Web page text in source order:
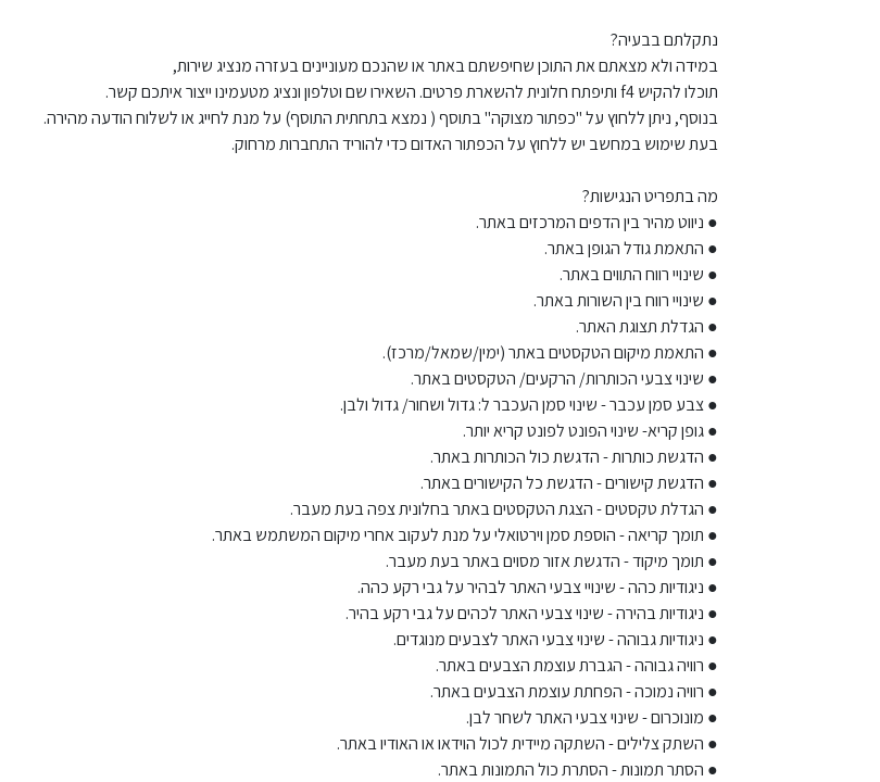
נתקלתם בבעיה?
במידה ולא מצאתם את התוכן שחיפשתם באתר או שהנכם מעוניינים בעזרה מנציג שירות,
תוכלו להקיש f4 ותיפתח חלונית להשארת פרטים. השאירו שם וטלפון ונציג מטעמינו ייצור איתכם קשר.
בנוסף, ניתן ללחוץ על "כפתור מצוקה" בתוסף ( נמצא בתחתית התוסף) על מנת לחייג או לשלוח הודעה מהירה.
בעת שימוש במחשב יש ללחוץ על הכפתור האדום כדי להוריד התחברות מרחוק.
מה בתפריט הנגישות?
● ניווט מהיר בין הדפים המרכזים באתר.
● התאמת גודל הגופן באתר.
● שינויי רווח התווים באתר.
● שינויי רווח בין השורות באתר.
● הגדלת תצוגת האתר.
● התאמת מיקום הטקסטים באתר (ימין/שמאל/מרכז).
● שינוי צבעי הכותרות/ הרקעים/ הטקסטים באתר.
● צבע סמן עכבר - שינוי סמן העכבר ל: גדול ושחור/ גדול ולבן.
● גופן קריא- שינוי הפונט לפונט קריא יותר.
● הדגשת כותרות - הדגשת כול הכותרות באתר.
● הדגשת קישורים - הדגשת כל הקישורים באתר.
● הגדלת טקסטים - הצגת הטקסטים באתר בחלונית צפה בעת מעבר.
● תומך קריאה - הוספת סמן וירטואלי על מנת לעקוב אחרי מיקום המשתמש באתר.
● תומך מיקוד - הדגשת אזור מסוים באתר בעת מעבר.
● ניגודיות כהה - שינויי צבעי האתר לבהיר על גבי רקע כהה.
● ניגודיות בהירה - שינוי צבעי האתר לכהים על גבי רקע בהיר.
● ניגודיות גבוהה - שינוי צבעי האתר לצבעים מנוגדים.
● רוויה גבוהה - הגברת עוצמת הצבעים באתר.
● רוויה נמוכה - הפחתת עוצמת הצבעים באתר.
● מונוכרום - שינוי צבעי האתר לשחר לבן.
● השתק צלילים - השתקה מיידית לכול הוידאו או האודיו באתר.
● הסתר תמונות - הסתרת כול התמונות באתר.